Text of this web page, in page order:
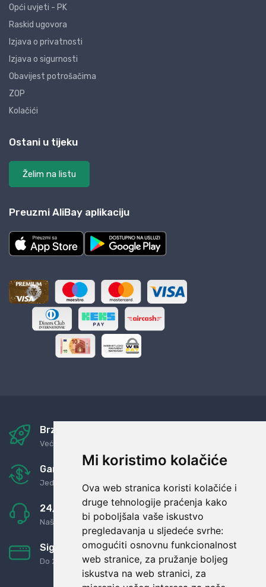
Mi koristimo kolačiće
Ova web stranica koristi kolačiće i
druge tehnologije praćenja kako
bi poboljšala vaše iskustvo
pregledavanja u sljedeće svrhe:
omogućiti osnovnu funkcionalnost
web stranice, za pružanje boljeg
iskustva na web stranici, za
Opći uvjeti - PK
Raskid ugovora
Izjava o privatnosti
Izjava o sigurnosti
Obavijest potrošačima
ZOP
Kolačići
Ostani u tijeku
Želim na listu
Preuzmi AliBay aplikaciju
Brza i sigurna dostava
Već za nekoliko dana kod vas
Garancija u povrat novaca
Jednostavno pravilo: Roba za novac
24/7 odlična podrška
Naši agenti uvijek na raspolaganju
Sigurno obročno plaćanje
Do 24 rata bez kamata